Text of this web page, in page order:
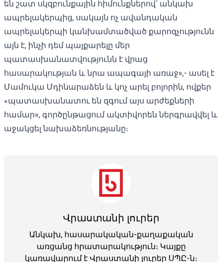
են շատ սկզբունքային հիմունքներով՝ անկախ
ապրելակերպից, սակայն ոչ ավանդական
ապրելակերպի կանխամտածված քարոզչությունն
այն է, ինչի դեմ պայքարելը մեր
պատասխանատվությունն է վրաց
հասարակության և նրա ապագայի առաջ»,- ասել է
Մամուկա Մդինարաձեն և կոչ արել բոլորին, ովքեր
«պատասխանատու են զգում այս արժեքների
համար», գործընթացում ակտիվորեն ներգրավվել և
աջակցել նախաձեռնությանը։
Վրաստանի լուրեր
Անկախ, հասարակական-քաղաքական
առցանց հրատարակություն։ Կայքը
կառավարում է Վրաստանի լուրեր ՍՊԸ-ն։